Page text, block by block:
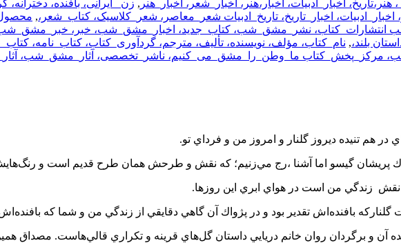
, زن_ ایرانی، بافنده، دخترانه،
اخبار_ادبیات، اخبار_تاریخ، تاریخ_ادبیات شعر_معاصر، شعر_کلاسیک، کتاب_شعر،,
نشر_مشق_شب، کتاب_جدید، اخبار_مشق_شب، خبر،
, نام_کتاب، مؤلف، نویسنده، تألیف، مترجم، گردآوری_کتاب، کتاب_نامه،
ما_وطن_را_مشق_می_کنیم، ناشر_تخصصی، آثار_مشق_شب،
هم تنيده ديروز گلنار و امروز من و فرداي تو.
پريشان گيسو اما آشنا ،رج مي‌زنيم؛ كه نقش و طرحش همان طرح قديم است و
زندگي‌ من است در هواي ابري اين روزها.
بافنده‌اش تقدير بود و در پژواك آن گاهي دقايقي از زندگي من و شما كه
آن و برگردان روان خانم دريايي داستان گل‌هاي قرينه و تكراري قالي‌هاست. مصداق